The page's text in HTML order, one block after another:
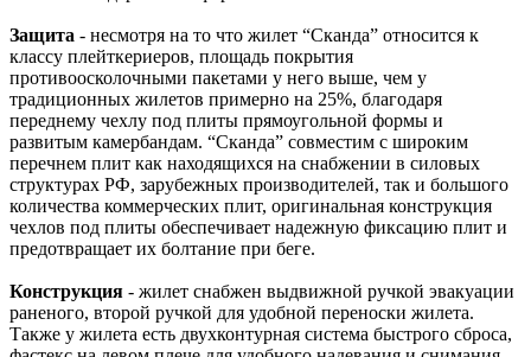
Защита - несмотря на то что жилет “Сканда” относится к
классу плейткериеров, площадь покрытия
противоосколочными пакетами у него выше, чем у
традиционных жилетов примерно на 25%, благодаря
переднему чехлу под плиты прямоугольной формы и
развитым камербандам. “Сканда” совместим с широким
перечнем плит как находящихся на снабжении в силовых
структурах РФ, зарубежных производителей, так и большого
количества коммерческих плит, оригинальная конструкция
чехлов под плиты обеспечивает надежную фиксацию плит и
предотвращает их болтание при беге.
Конструкция - жилет снабжен выдвижной ручкой эвакуации
раненого, второй ручкой для удобной переноски жилета.
Также у жилета есть двухконтурная система быстрого сброса,